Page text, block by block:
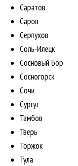
Саратов
Саров
Серпухов
Соль-Илецк
Сосновый Бор
Сосногорск
Сочи
Сургут
Тамбов
Тверь
Торжок
Тула